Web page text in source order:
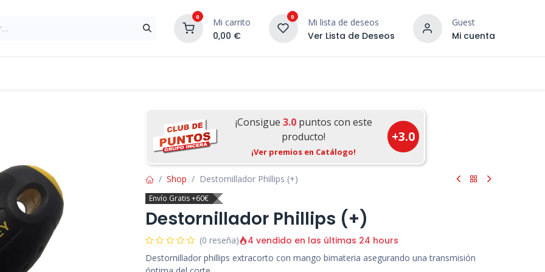
0 Mi carrito
0,00 €
0 Mi lista de deseos
Ver Lista de Deseos
Guest
Mi cuenta
¡DESCUBRE NUESTRO
¡Consigue 3.0puntos con este
producto!
¡Ver premios en Catálogo!
+3.0
Shop Destornillador Phillips (+)
Envío Gratis +60€
Destornillador Phillips (+)
(0 reseña) 4 vendido en las últimas 24 hours
Destornillador phillips extracorto con mango bimateria asegurando una transmisión